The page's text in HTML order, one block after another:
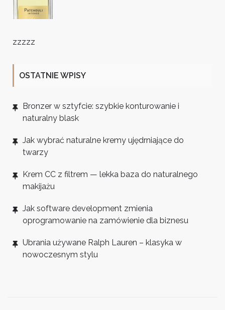
zzzzz
OSTATNIE WPISY
Bronzer w sztyfcie: szybkie konturowanie i
naturalny blask
Jak wybrać naturalne kremy ujędrniające do
twarzy
Krem CC z filtrem — lekka baza do naturalnego
makijażu
Jak software development zmienia
oprogramowanie na zamówienie dla biznesu
Ubrania używane Ralph Lauren – klasyka w
nowoczesnym stylu